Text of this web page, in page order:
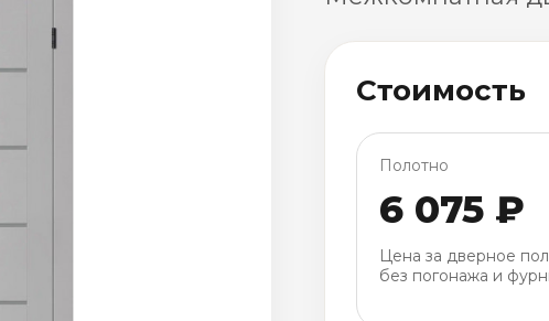
Стоимость
Полотно
6 075 ₽
Цена за дверное
без погонажа и